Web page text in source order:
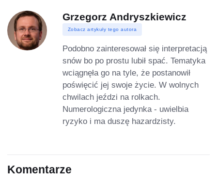
Grzegorz Andryszkiewicz
Zobacz artykuły tego autora
Podobno zainteresował się interpretacją
snów bo po prostu lubił spać. Tematyka
wciągnęła go na tyle, że postanowił
poświęcić jej swoje życie. W wolnych
chwilach jeździ na rolkach.
Numerologiczna jedynka - uwielbia
ryzyko i ma duszę hazardzisty.
Komentarze